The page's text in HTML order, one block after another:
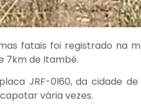
fatais foi registrado na
7km de Itambé.
JRF-0l60, da cidade
vária vezes.